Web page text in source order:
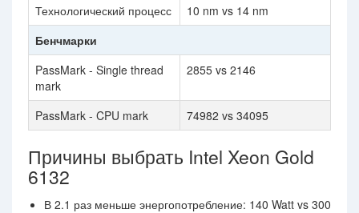
Технологический процесс
10 nm vs 14 nm
Бенчмарки
PassMark - Single thread
mark
2855 vs 2146
PassMark - CPU mark 74982 vs 34095
Причины выбрать Intel Xeon Gold
6132
В 2.1 раз меньше энергопотребление: 140 Watt vs 300